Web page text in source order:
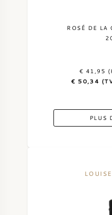
ROSÉ DE LA
€ 41,95
€ 50,34
PLUS